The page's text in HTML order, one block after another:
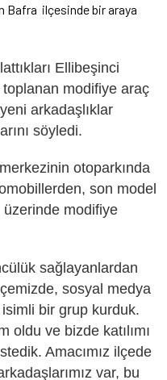
Bafra ilçesinde bir araya
Ellibeşinci
modifiye araç
arkadaşlıklar
söyledi.
otoparkında
son model
üzerinde modifiye
sağlayanlardan
sosyal medya
bir grup kurduk.
oldu ve bizde katılımı
Amacımız ilçede
var, bu